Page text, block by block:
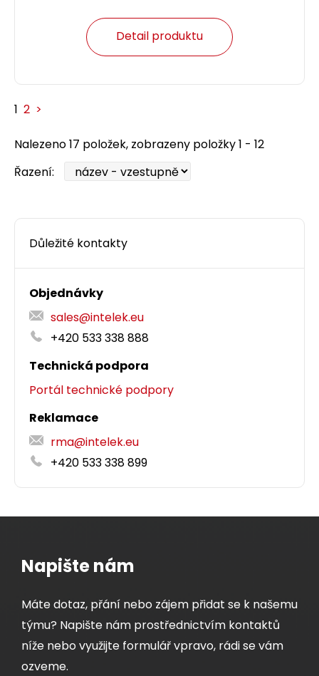
Důležité kontakty
Objednávky
sales@intelek.eu
+420 533 338 888
Technická podpora
Portál technické podpory
Reklamace
rma@intelek.eu
+420 533 338 899
Detail produktu
1 2 >
Nalezeno 17 položek, zobrazeny položky 1 - 12
Řazení:
Napište nám
Máte dotaz, přání nebo zájem přidat se k našemu
týmu? Napište nám prostřednictvím kontaktů
níže nebo využijte formulář vpravo, rádi se vám
ozveme.